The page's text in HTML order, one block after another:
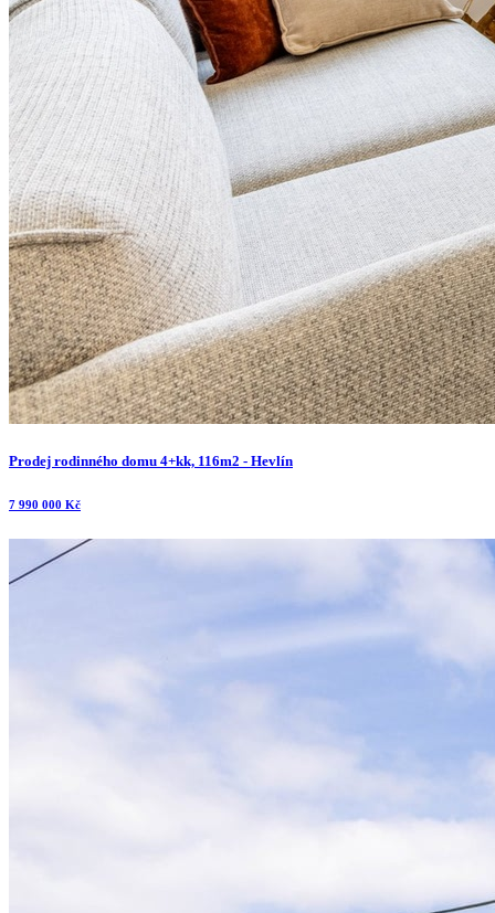
Prodej rodinného domu 4+kk, 116m2 - Hevlín
7 990 000 Kč